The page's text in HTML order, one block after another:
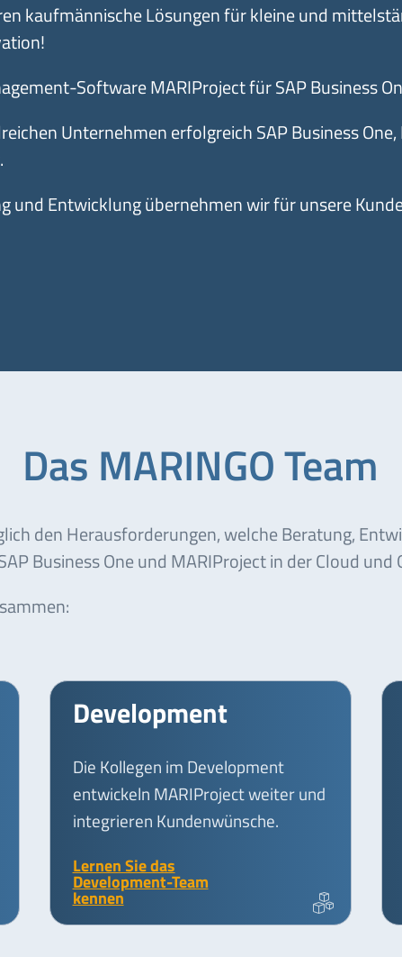
kaufmännische Lösungen für kleine und
Software MARIProject für SAP Business
Unternehmen erfolgreich SAP Business
und Entwicklung übernehmen wir für unsere
Das MARINGO Team
den Herausforderungen, welche Beratung,
Business One und MARIProject in der Cloud
Development
Die Kollegen im Development
entwickeln MARIProject weiter und
integrieren Kundenwünsche.
Lernen Sie das
Development-Team
kennen